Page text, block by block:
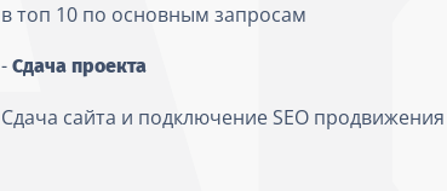
в топ 10 по основным запросам
- Сдача проекта
Сдача сайта и подключение SEO